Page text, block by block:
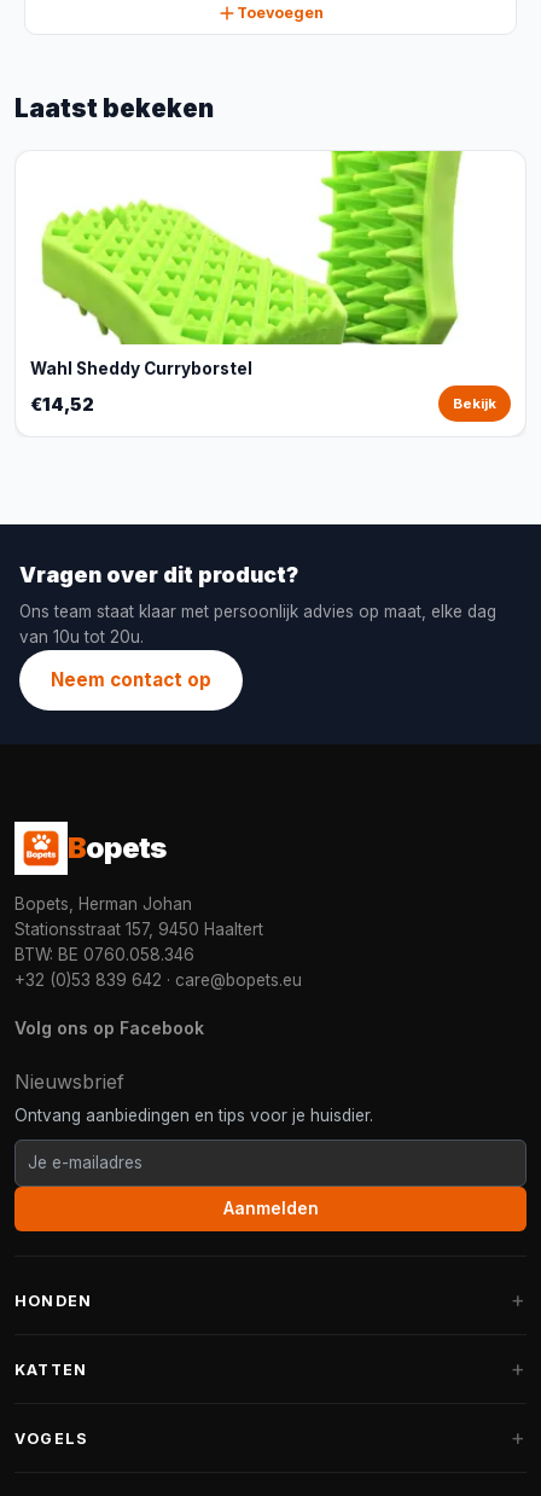
Toevoegen
Laatst bekeken
Wahl Sheddy Curryborstel
€14,52 Bekijk
Vragen over dit product?
Ons team staat klaar met persoonlijk advies op maat, elke dag
van 10u tot 20u.
Neem contact op
Bopets
Bopets, Herman Johan
Stationsstraat 157, 9450 Haaltert
BTW: BE 0760.058.346
+32 (0)53 839 642 · care@bopets.eu
Volg ons op Facebook
Nieuwsbrief
Ontvang aanbiedingen en tips voor je huisdier.
Aanmelden
HONDEN
Fantail hondenmanden
KATTEN
VOGELS